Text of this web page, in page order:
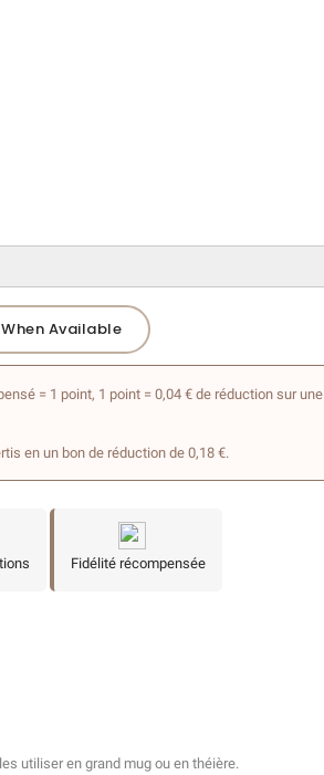
Available
= 1 point, 1 point = 0,04 € de réduction sur une
en un bon de réduction de 0,18 €.
Fidélité récompensée
utiliser en grand mug ou en théière.